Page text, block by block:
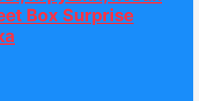
Box Surprise